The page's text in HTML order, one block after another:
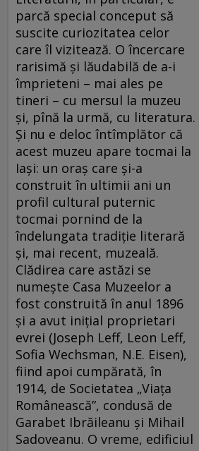
parcă special conceput să
suscite curiozitatea celor
care îl vizitează. O încercare
rarisimă și lăudabilă de a-i
împrieteni – mai ales pe
tineri – cu mersul la muzeu
și, pînă la urmă, cu literatura.
Și nu e deloc întîmplător că
acest muzeu apare tocmai la
Iași: un oraș care și-a
construit în ultimii ani un
profil cultural puternic
tocmai pornind de la
îndelungata tradiție literară
și, mai recent, muzeală.
Clădirea care astăzi se
numește Casa Muzeelor a
fost construită în anul 1896
și a avut iniţial proprietari
evrei (Joseph Leff, Leon Leff,
Sofia Wechsman, N.E. Eisen),
fiind apoi cumpărată, în
1914, de Societatea „Viaţa
Românească”, condusă de
Garabet Ibrăileanu şi Mihail
Sadoveanu. O vreme, edificiul